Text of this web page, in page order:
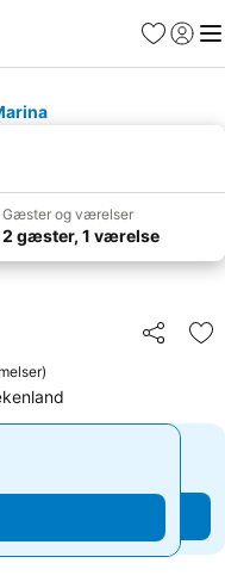
Favoritter
Log ind
Gæster og værelser
2 gæster, 1 værelse
Del
)